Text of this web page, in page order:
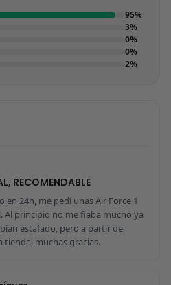
95%
3%
0%
0%
2%
RECOMENDABLE
en 24h, me pedí unas Air Force 1
Al principio no me fiaba mucho ya
estafado, pero a partir de
muchas gracias.